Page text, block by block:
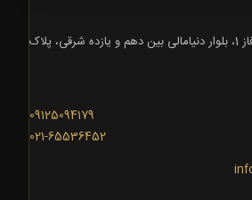
تهران، شهرک اندیشه، فاز 1، بلوار دنیامالی بین دهم و یازده شرقی، پلاک
09125094179
021-65536452